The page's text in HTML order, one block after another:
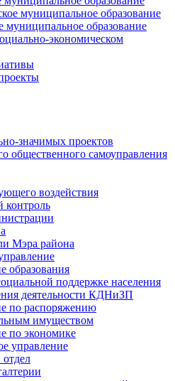
муниципальное образование
муниципальное образование
экономическом
значимых проектов
общественного самоуправления
воздействия
Мэра района
образования
поддержке населения
деятельности КДНиЗП
по распоряжению
имуществом
по экономике
управление